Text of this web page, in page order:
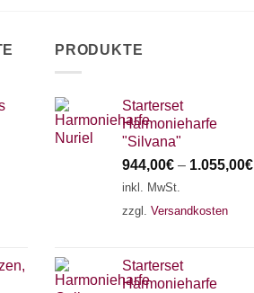
PRODUKTE
Starterset
Harmonieharfe
"Silvana"
944,00€ – 1.055,00€
inkl. MwSt.
zzgl. Versandkosten
Starterset
Harmonieharfe